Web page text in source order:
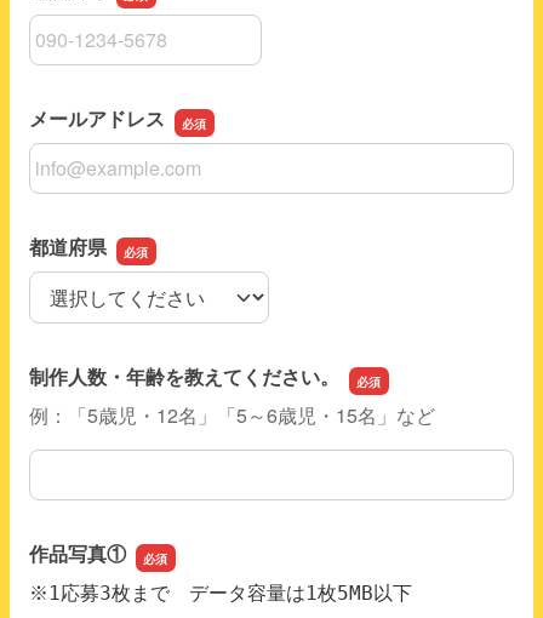
電話番号
メールアドレス
メールアドレス
都道府県
都道府県
制作人数・年齢を教えてください。
例：「5歳児・12名」「5～6歳児・15名」など
制作人数・年齢を教えてください。
作品写真①
※1応募3枚まで データ容量は1枚5MB以下